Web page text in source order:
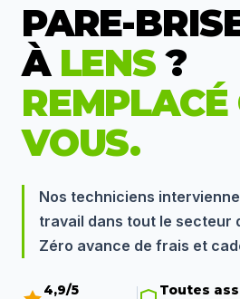
PARE-
À LENS?
REMPLACÉ
VOUS.
Nos techniciens
travail dans tout le secteur
Zéro avance de frais et
4,9/5 Toutes